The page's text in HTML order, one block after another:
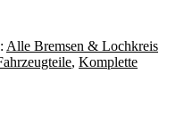
Alle Bremsen & Lochkreis
, Komplette